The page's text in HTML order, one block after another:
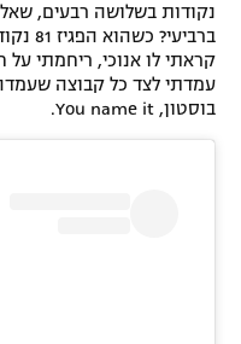
נקודות בשלושה רבעים,
קראתי לו אנוכי, ריחמתי
עמדתי לצד כל קבוצה שעמדה
בוסטון, You name it.